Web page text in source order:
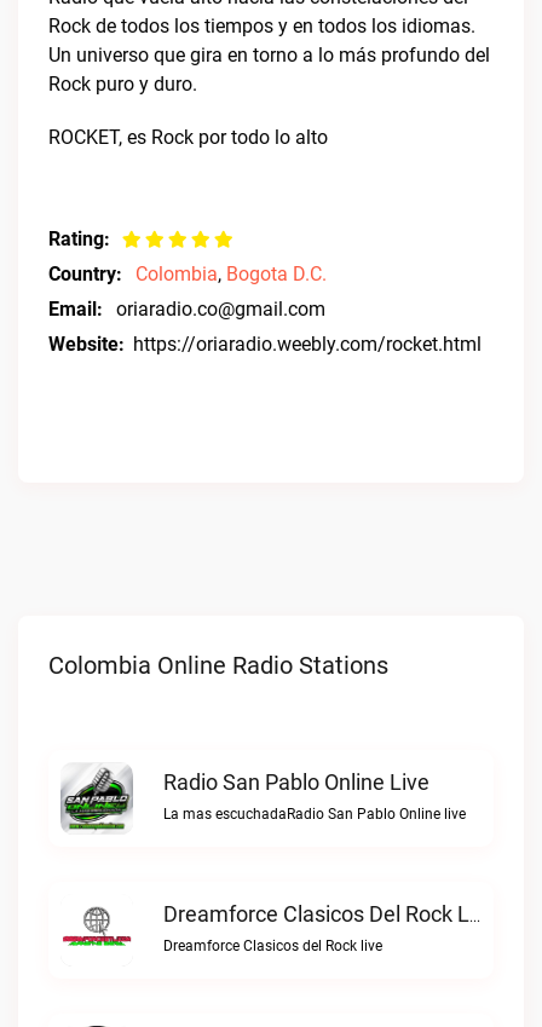
Rock de todos los tiempos y en todos los idiomas.
Un universo que gira en torno a lo más profundo del
Rock puro y duro.
ROCKET, es Rock por todo lo alto
Rating:
Country:
Colombia, Bogota D.C.
Email:
oriaradio.co@gmail.com
Website: https://oriaradio.weebly.com/rocket.html
Colombia Online Radio Stations
Radio San Pablo Online Live
La mas escuchadaRadio San Pablo Online live
Dreamforce Clasicos Del Rock Live
Dreamforce Clasicos del Rock live